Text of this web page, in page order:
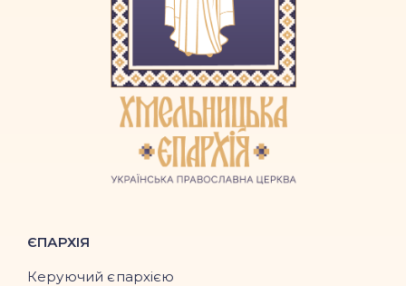
ЄПАРХІЯ
Керуючий єпархією